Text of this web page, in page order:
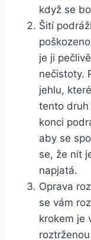
‌když se
Šití
je ji
nečistoty.⁣
jehlu,
tento druh
konci‍
aby se
se, že nit
napjatá.
Oprava
se vám
krokem je